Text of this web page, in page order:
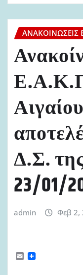
ΑΝΑΚΟΙΝΏΣΕΙΣ
Δ.Σ.
23/01/
admin Φεβ 2,
E
m